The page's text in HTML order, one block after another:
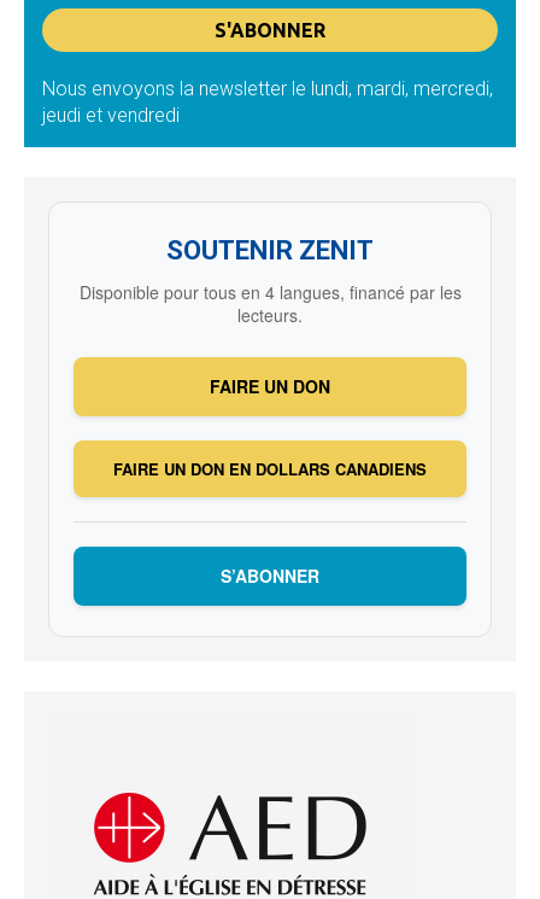
Nous envoyons la newsletter le lundi, mardi, mercredi,
jeudi et vendredi
SOUTENIR ZENIT
Disponible pour tous en 4 langues, financé par les
lecteurs.
FAIRE UN DON
FAIRE UN DON EN DOLLARS CANADIENS
S’ABONNER